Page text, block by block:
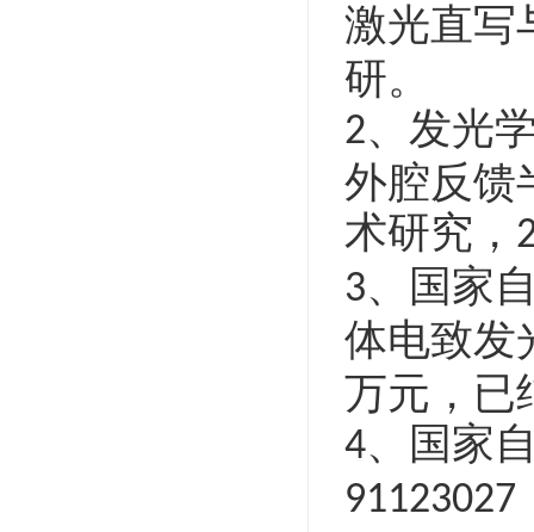
激光直写
研。
2、发光
外腔反馈
术研究，
3、国家
体电致发
万元，已
4、国家
91123027